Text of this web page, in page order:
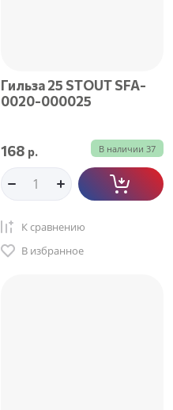
Гильза 25 STOUT SFA-
0020-000025
В наличии 37
168 р.
К сравнению
В избранное